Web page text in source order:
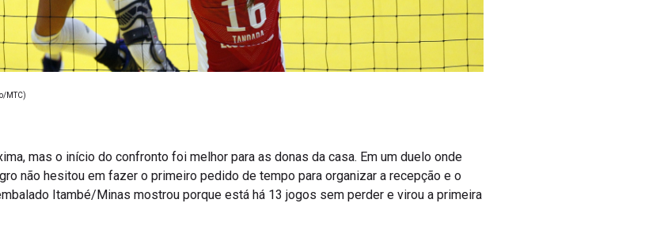
MTC)
mas o início do confronto foi melhor para as donas da casa. Em um duelo onde
não hesitou em fazer o primeiro pedido de tempo para organizar a recepção e o
Itambé/Minas mostrou porque está há 13 jogos sem perder e virou a primeira